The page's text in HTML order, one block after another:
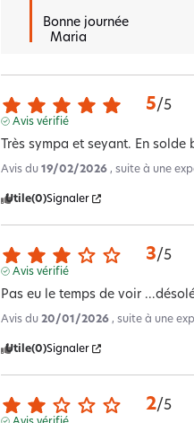
   Maria
5/5
Avis vérifié
Très sympa et seyant. En solde
Avis du19/02/2026 , suite à une
Utile(0)Signaler
3/5
Avis vérifié
Pas eu le temps de voir
Avis du20/01/2026 , suite à une
Utile(0)Signaler
2/5